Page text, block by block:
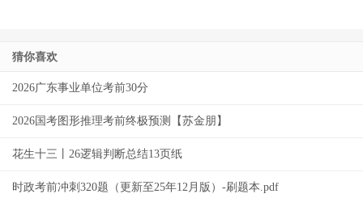
猜你喜欢
2026广东事业单位考前30分
2026国考图形推理考前终极预测【苏金朋】
花生十三丨26逻辑判断总结13页纸
时政考前冲刺320题（更新至25年12月版）-刷题本.pdf